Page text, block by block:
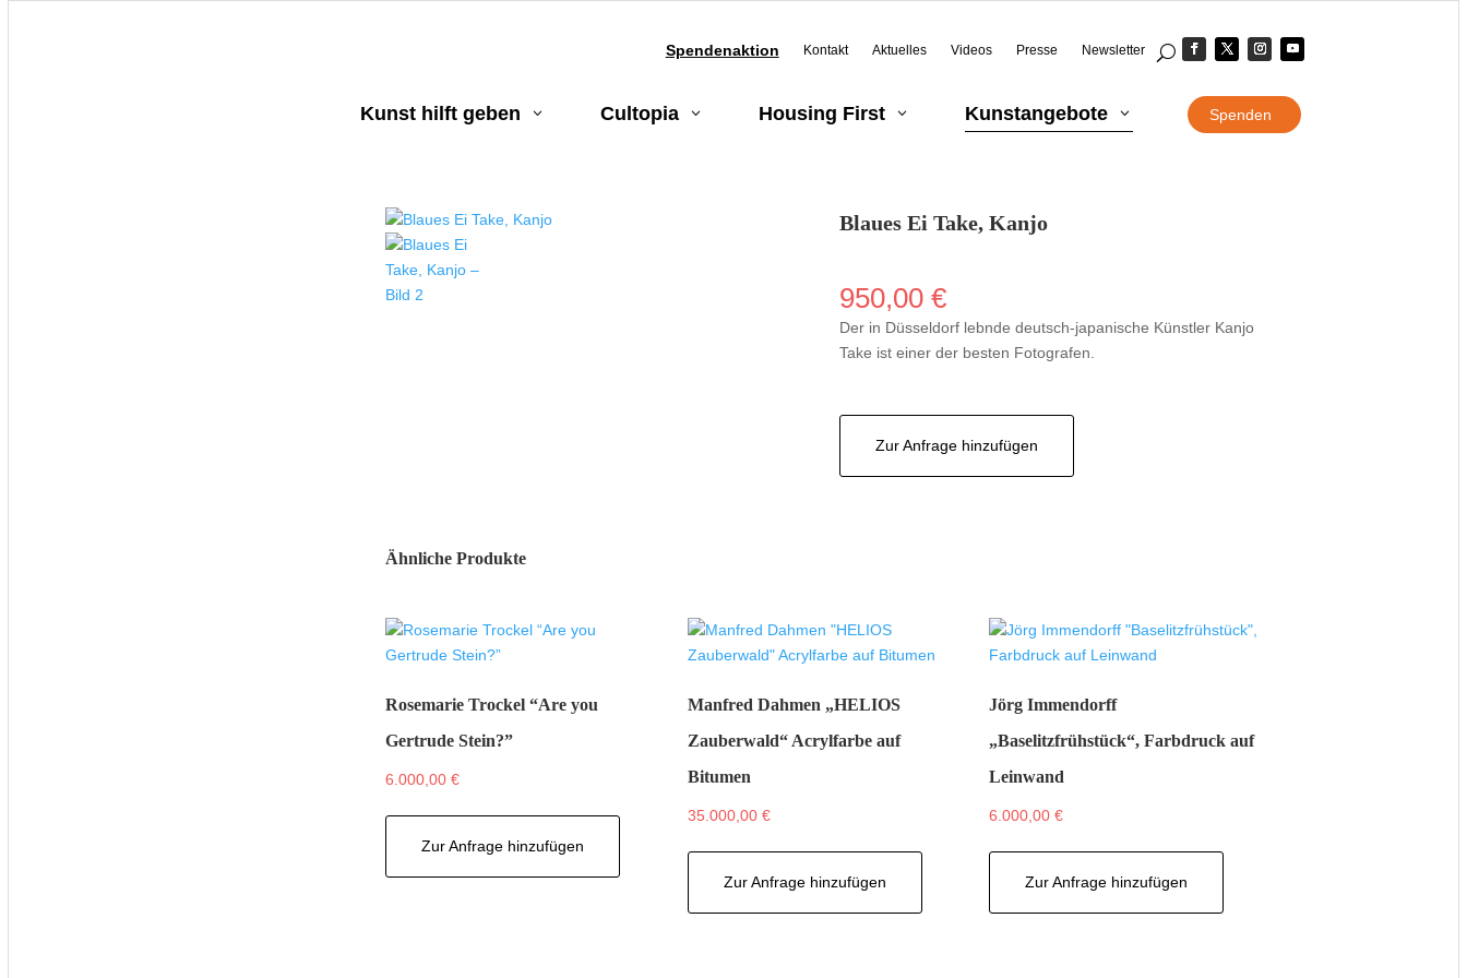
Spendenaktion Kontakt Aktuelles Videos Presse Newsletter
Kunst hilft geben 3 Cultopia 3 Housing First 3 Kunstangebote 3 Spenden
Blaues Ei Take, Kanjo
950,00€
Der in Düsseldorf lebnde deutsch-japanische Künstler Kanjo
Take ist einer der besten Fotografen.
Zur Anfrage hinzufügen
Ähnliche Produkte
Rosemarie Trockel “Are you
Gertrude Stein?”
6.000,00€
Zur Anfrage hinzufügen
Manfred Dahmen „HELIOS
Zauberwald“ Acrylfarbe auf
Bitumen
35.000,00 €
Zur Anfrage hinzufügen
Jörg Immendorff
„Baselitzfrühstück“, Farbdruck auf
Leinwand
6.000,00 €
Zur Anfrage hinzufügen